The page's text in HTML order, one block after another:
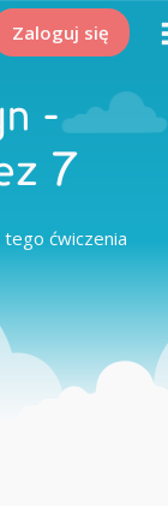
Zaloguj się
-
7
ćwiczenia